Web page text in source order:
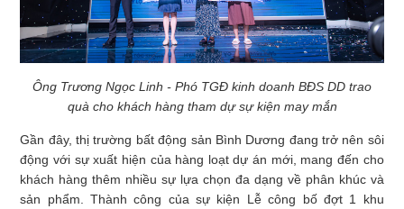
Ông Trương Ngọc Linh - Phó TGĐ kinh doanh BĐS DD trao
quà cho khách hàng tham dự sự kiện may mắn
Gần đây, thị trường bất động sản Bình Dương đang trở nên sôi
động với sự xuất hiện của hàng loạt dự án mới, mang đến cho
khách hàng thêm nhiều sự lựa chọn đa dạng về phân khúc và
sản phẩm. Thành công của sự kiện Lễ công bố đợt 1 khu